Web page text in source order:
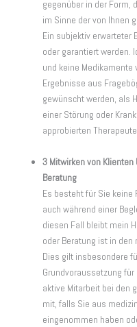
gegenüber in der Form,
im Sinne der von Ihnen
Ein subjektiv erwarteter
oder garantiert werden.
und keine
Ergebnisse aus
gewünscht werden, als
einer Störung oder
approbierten
3 Mitwirken von
Beratung
Es besteht für Sie keine
auch während einer
diesen Fall bleibt mein
oder Beratung ist in
Dies gilt insbesondere
Grundvoraussetzung
aktive Mitarbeit bei den
mit, falls Sie aus
eingenommen haben